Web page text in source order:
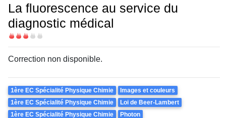
La fluorescence au service du
diagnostic médical
Difficulté
Correction non disponible.
Theme
1ère EC Spécialité Physique Chimie
Images et couleurs
1ère EC Spécialité Physique Chimie
Loi de Beer-Lambert
1ère EC Spécialité Physique Chimie
Photon